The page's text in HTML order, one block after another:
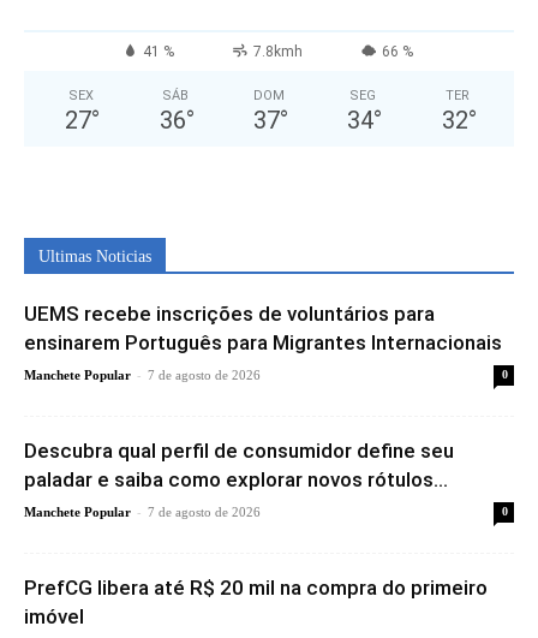
41 % 7.8kmh 66 %
SEX
27°
SÁB
36°
DOM
37°
SEG
34°
TER
32°
Ultimas Noticias
UEMS recebe inscrições de voluntários para
ensinarem Português para Migrantes Internacionais
Manchete Popular - 7 de agosto de 2026 0
Descubra qual perfil de consumidor define seu
paladar e saiba como explorar novos rótulos...
Manchete Popular - 7 de agosto de 2026 0
PrefCG libera até R$ 20 mil na compra do primeiro
imóvel